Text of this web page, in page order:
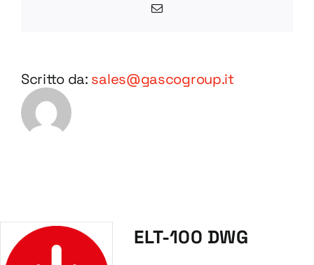
Email
Scritto da: sales@gascogroup.it
ELT-100 DWG